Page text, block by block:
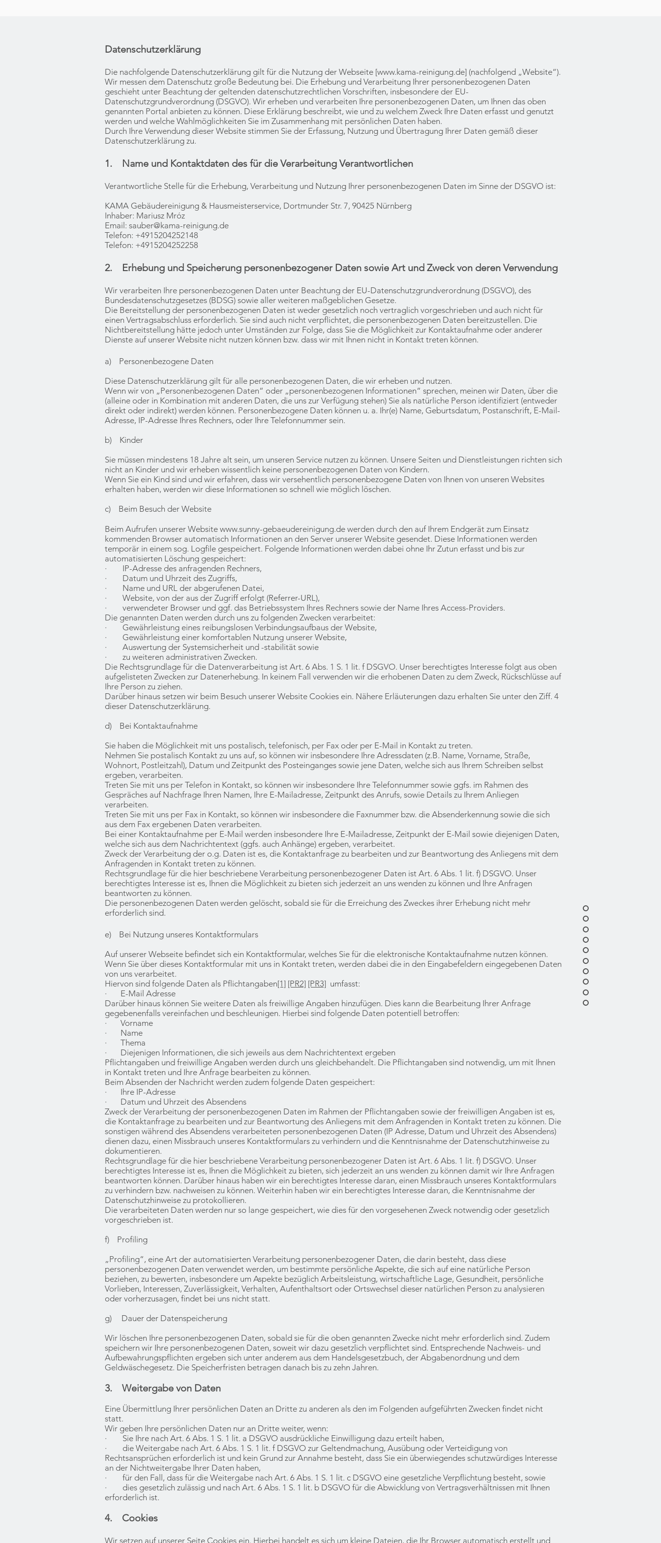
Datenschutzerklärung
Die nachfolgende Datenschutzerklärung gilt für die Nutzung der Webseite [www.kama-reinigung.de] (nachfolgend „Website“).
Wir messen dem Datenschutz große Bedeutung bei. Die Erhebung und Verarbeitung Ihrer personenbezogenen Daten
geschieht unter Beachtung der geltenden datenschutzrechtlichen Vorschriften, insbesondere der EU-
Datenschutzgrundverordnung (DSGVO). Wir erheben und verarbeiten Ihre personenbezogenen Daten, um Ihnen das oben
genannten Portal anbieten zu können. Diese Erklärung beschreibt, wie und zu welchem Zweck Ihre Daten erfasst und genutzt
werden und welche Wahlmöglichkeiten Sie im Zusammenhang mit persönlichen Daten haben.
Durch Ihre Verwendung dieser Website stimmen Sie der Erfassung, Nutzung und Übertragung Ihrer Daten gemäß dieser
Datenschutzerklärung zu.
1. Name und Kontaktdaten des für die Verarbeitung Verantwortlichen
Verantwortliche Stelle für die Erhebung, Verarbeitung und Nutzung Ihrer personenbezogenen Daten im Sinne der DSGVO ist:
KAMA Gebäudereinigung & Hausmeisterservice, Dortmunder Str. 7, 90425 Nürnberg
Inhaber: Mariusz Mróz
Email: sauber@kama-reinigung.de
Telefon: +4915204252148
Telefon: +4915204252258
2. Erhebung und Speicherung personenbezogener Daten sowie Art und Zweck von deren Verwendung
Wir verarbeiten Ihre personenbezogenen Daten unter Beachtung der EU-Datenschutzgrundverordnung (DSGVO), des
Bundesdatenschutzgesetzes (BDSG) sowie aller weiteren maßgeblichen Gesetze.
Die Bereitstellung der personenbezogenen Daten ist weder gesetzlich noch vertraglich vorgeschrieben und auch nicht für
einen Vertragsabschluss erforderlich. Sie sind auch nicht verpflichtet, die personenbezogenen Daten bereitzustellen. Die
Nichtbereitstellung hätte jedoch unter Umständen zur Folge, dass Sie die Möglichkeit zur Kontaktaufnahme oder anderer
Dienste auf unserer Website nicht nutzen können bzw. dass wir mit Ihnen nicht in Kontakt treten können.
a) Personenbezogene Daten
Diese Datenschutzerklärung gilt für alle personenbezogenen Daten, die wir erheben und nutzen.
Wenn wir von „Personenbezogenen Daten“ oder „personenbezogenen Informationen“ sprechen, meinen wir Daten, über die
(alleine oder in Kombination mit anderen Daten, die uns zur Verfügung stehen) Sie als natürliche Person identifiziert (entweder
direkt oder indirekt) werden können. Personenbezogene Daten können u. a. Ihr(e) Name, Geburtsdatum, Postanschrift, E-Mail-
Adresse, IP-Adresse Ihres Rechners, oder Ihre Telefonnummer sein.
b) Kinder
Sie müssen mindestens 18 Jahre alt sein, um unseren Service nutzen zu können. Unsere Seiten und Dienstleistungen richten sich
nicht an Kinder und wir erheben wissentlich keine personenbezogenen Daten von Kindern.
Wenn Sie ein Kind sind und wir erfahren, dass wir versehentlich personenbezogene Daten von Ihnen von unseren Websites
erhalten haben, werden wir diese Informationen so schnell wie möglich löschen.
c) Beim Besuch der Website
Beim Aufrufen unserer Website www.sunny-gebaeudereinigung.de werden durch den auf Ihrem Endgerät zum Einsatz
kommenden Browser automatisch Informationen an den Server unserer Website gesendet. Diese Informationen werden
temporär in einem sog. Logfile gespeichert. Folgende Informationen werden dabei ohne Ihr Zutun erfasst und bis zur
automatisierten Löschung gespeichert:
· IP-Adresse des anfragenden Rechners,
· Datum und Uhrzeit des Zugriffs,
· Name und URL der abgerufenen Datei,
· Website, von der aus der Zugriff erfolgt (Referrer-URL),
· verwendeter Browser und ggf. das Betriebssystem Ihres Rechners sowie der Name Ihres Access-Providers.
Die genannten Daten werden durch uns zu folgenden Zwecken verarbeitet:
· Gewährleistung eines reibungslosen Verbindungsaufbaus der Website,
· Gewährleistung einer komfortablen Nutzung unserer Website,
· Auswertung der Systemsicherheit und -stabilität sowie
· zu weiteren administrativen Zwecken.
Die Rechtsgrundlage für die Datenverarbeitung ist Art. 6 Abs. 1 S. 1 lit. f DSGVO. Unser berechtigtes Interesse folgt aus oben
aufgelisteten Zwecken zur Datenerhebung. In keinem Fall verwenden wir die erhobenen Daten zu dem Zweck, Rückschlüsse auf
Ihre Person zu ziehen.
Darüber hinaus setzen wir beim Besuch unserer Website Cookies ein. Nähere Erläuterungen dazu erhalten Sie unter den Ziff. 4
dieser Datenschutzerklärung.
d) Bei Kontaktaufnahme
Sie haben die Möglichkeit mit uns postalisch, telefonisch, per Fax oder per E-Mail in Kontakt zu treten.
Nehmen Sie postalisch Kontakt zu uns auf, so können wir insbesondere Ihre Adressdaten (z.B. Name, Vorname, Straße,
Wohnort, Postleitzahl), Datum und Zeitpunkt des Posteinganges sowie jene Daten, welche sich aus Ihrem Schreiben selbst
ergeben, verarbeiten.
Treten Sie mit uns per Telefon in Kontakt, so können wir insbesondere Ihre Telefonnummer sowie ggfs. im Rahmen des
Gespräches auf Nachfrage Ihren Namen, Ihre E-Mailadresse, Zeitpunkt des Anrufs, sowie Details zu Ihrem Anliegen
verarbeiten.
Treten Sie mit uns per Fax in Kontakt, so können wir insbesondere die Faxnummer bzw. die Absenderkennung sowie die sich
aus dem Fax ergebenen Daten verarbeiten.
Bei einer Kontaktaufnahme per E-Mail werden insbesondere Ihre E-Mailadresse, Zeitpunkt der E-Mail sowie diejenigen Daten,
welche sich aus dem Nachrichtentext (ggfs. auch Anhänge) ergeben, verarbeitet.
Zweck der Verarbeitung der o.g. Daten ist es, die Kontaktanfrage zu bearbeiten und zur Beantwortung des Anliegens mit dem
Anfragenden in Kontakt treten zu können.
Rechtsgrundlage für die hier beschriebene Verarbeitung personenbezogener Daten ist Art. 6 Abs. 1 lit. f) DSGVO. Unser
berechtigtes Interesse ist es, Ihnen die Möglichkeit zu bieten sich jederzeit an uns wenden zu können und Ihre Anfragen
beantworten zu können.
Die personenbezogenen Daten werden gelöscht, sobald sie für die Erreichung des Zweckes ihrer Erhebung nicht mehr
erforderlich sind.
e) Bei Nutzung unseres Kontaktformulars
Auf unserer Webseite befindet sich ein Kontaktformular, welches Sie für die elektronische Kontaktaufnahme nutzen können.
Wenn Sie über dieses Kontaktformular mit uns in Kontakt treten, werden dabei die in den Eingabefeldern eingegebenen Daten
von uns verarbeitet.
Hiervon sind folgende Daten als Pflichtangaben[1] [PR2] [PR3] umfasst:
· E-Mail Adresse
Darüber hinaus können Sie weitere Daten als freiwillige Angaben hinzufügen. Dies kann die Bearbeitung Ihrer Anfrage
gegebenenfalls vereinfachen und beschleunigen. Hierbei sind folgende Daten potentiell betroffen:
· Vorname
· Name
· Thema
· Diejenigen Informationen, die sich jeweils aus dem Nachrichtentext ergeben
Pflichtangaben und freiwillige Angaben werden durch uns gleichbehandelt. Die Pflichtangaben sind notwendig, um mit Ihnen
in Kontakt treten und Ihre Anfrage bearbeiten zu können.
Beim Absenden der Nachricht werden zudem folgende Daten gespeichert:
· Ihre IP-Adresse
· Datum und Uhrzeit des Absendens
Zweck der Verarbeitung der personenbezogenen Daten im Rahmen der Pflichtangaben sowie der freiwilligen Angaben ist es,
die Kontaktanfrage zu bearbeiten und zur Beantwortung des Anliegens mit dem Anfragenden in Kontakt treten zu können. Die
sonstigen während des Absendens verarbeiteten personenbezogenen Daten (IP Adresse, Datum und Uhrzeit des Absendens)
dienen dazu, einen Missbrauch unseres Kontaktformulars zu verhindern und die Kenntnisnahme der Datenschutzhinweise zu
dokumentieren.
Rechtsgrundlage für die hier beschriebene Verarbeitung personenbezogener Daten ist Art. 6 Abs. 1 lit. f) DSGVO. Unser
berechtigtes Interesse ist es, Ihnen die Möglichkeit zu bieten, sich jederzeit an uns wenden zu können damit wir Ihre Anfragen
beantworten können. Darüber hinaus haben wir ein berechtigtes Interesse daran, einen Missbrauch unseres Kontaktformulars
zu verhindern bzw. nachweisen zu können. Weiterhin haben wir ein berechtigtes Interesse daran, die Kenntnisnahme der
Datenschutzhinweise zu protokollieren.
Die verarbeiteten Daten werden nur so lange gespeichert, wie dies für den vorgesehenen Zweck notwendig oder gesetzlich
vorgeschrieben ist.
f) Profiling
„Profiling“, eine Art der automatisierten Verarbeitung personenbezogener Daten, die darin besteht, dass diese
personenbezogenen Daten verwendet werden, um bestimmte persönliche Aspekte, die sich auf eine natürliche Person
beziehen, zu bewerten, insbesondere um Aspekte bezüglich Arbeitsleistung, wirtschaftliche Lage, Gesundheit, persönliche
Vorlieben, Interessen, Zuverlässigkeit, Verhalten, Aufenthaltsort oder Ortswechsel dieser natürlichen Person zu analysieren
oder vorherzusagen, findet bei uns nicht statt.
g) Dauer der Datenspeicherung
Wir löschen Ihre personenbezogenen Daten, sobald sie für die oben genannten Zwecke nicht mehr erforderlich sind. Zudem
speichern wir Ihre personenbezogenen Daten, soweit wir dazu gesetzlich verpflichtet sind. Entsprechende Nachweis- und
Aufbewahrungspflichten ergeben sich unter anderem aus dem Handelsgesetzbuch, der Abgabenordnung und dem
Geldwäschegesetz. Die Speicherfristen betragen danach bis zu zehn Jahren.
3. Weitergabe von Daten
Eine Übermittlung Ihrer persönlichen Daten an Dritte zu anderen als den im Folgenden aufgeführten Zwecken findet nicht
statt.
Wir geben Ihre persönlichen Daten nur an Dritte weiter, wenn:
· Sie Ihre nach Art. 6 Abs. 1 S. 1 lit. a DSGVO ausdrückliche Einwilligung dazu erteilt haben,
· die Weitergabe nach Art. 6 Abs. 1 S. 1 lit. f DSGVO zur Geltendmachung, Ausübung oder Verteidigung von
Rechtsansprüchen erforderlich ist und kein Grund zur Annahme besteht, dass Sie ein überwiegendes schutzwürdiges Interesse
an der Nichtweitergabe Ihrer Daten haben,
· für den Fall, dass für die Weitergabe nach Art. 6 Abs. 1 S. 1 lit. c DSGVO eine gesetzliche Verpflichtung besteht, sowie
· dies gesetzlich zulässig und nach Art. 6 Abs. 1 S. 1 lit. b DSGVO für die Abwicklung von Vertragsverhältnissen mit Ihnen
erforderlich ist.
4. Cookies
Wir setzen auf unserer Seite Cookies ein. Hierbei handelt es sich um kleine Dateien, die Ihr Browser automatisch erstellt und